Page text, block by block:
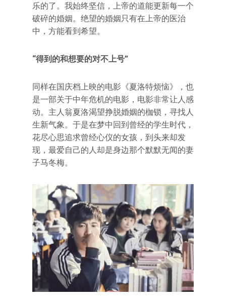
乐的了。我始终坚信，上帝的道能更新每一个
破碎的婚姻。绝望的婚姻只有在上帝的医治
中，方能看到希望。
“得到的和想要的对不上号”
同样在国庆档上映的电影《夏洛特烦恼》，也
是一部关于中年危机的电影，电影非常让人感
动。主人翁夏洛渴望挣脱婚姻的枷锁，寻找人
生新气象。于是在梦中回到曾经的学生时代，
花尽心思追求曾经心仪的女孩，到头来却发
现，最爱自己的人却是身边那个默默无闻的妻
子马冬梅。